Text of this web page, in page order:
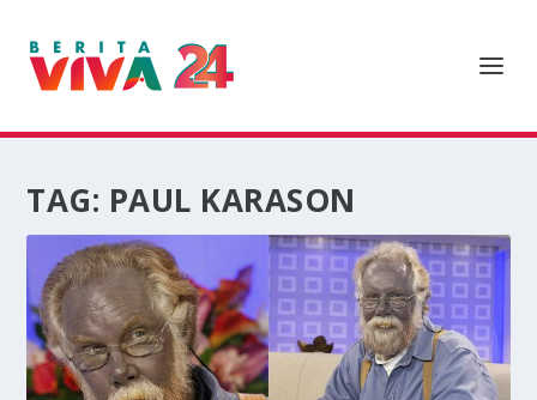
TAG: PAUL KARASON